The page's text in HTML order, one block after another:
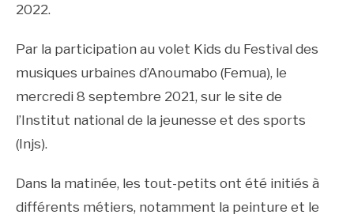
2022.
Par la participation au volet Kids du Festival des
musiques urbaines d’Anoumabo (Femua), le
mercredi 8 septembre 2021, sur le site de
l’Institut national de la jeunesse et des sports
(Injs).
Dans la matinée, les tout-petits ont été initiés à
différents métiers, notamment la peinture et le